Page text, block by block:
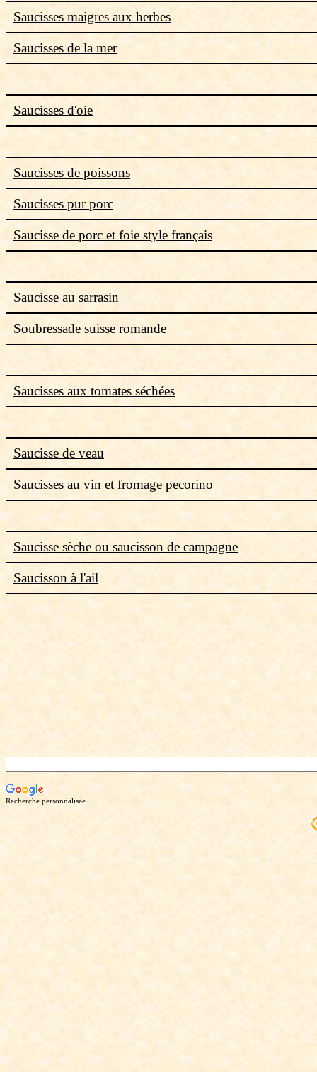
Saucisses maigres aux herbes
Saucisses de la mer
Saucisses d'oie
Saucisses de poissons
Saucisses pur porc
Saucisse de porc et foie style français
Saucisse au sarrasin
Soubressade suisse romande
Saucisses aux tomates séchées
Saucisse de veau
Saucisses au vin et fromage pecorino
Saucisse sèche ou saucisson de campagne
Saucisson à l'ail
Recherche personnalisée